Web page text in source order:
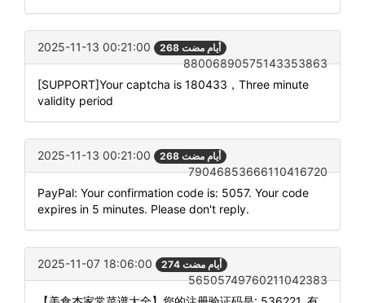
2025-11-13 00:21:00 268 أيام مضت
88006890575143353863
[SUPPORT]Your captcha is 180433，Three minute
validity period
2025-11-13 00:21:00 268 أيام مضت
79046853666110416720
PayPal: Your confirmation code is: 5057. Your code
expires in 5 minutes. Please don't reply.
2025-11-07 18:06:00 274 أيام مضت
56505749760211042383